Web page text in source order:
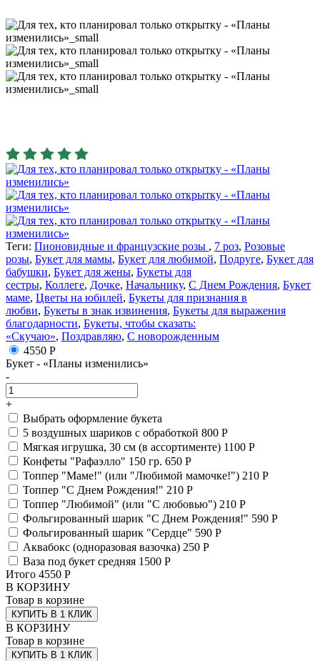
Теги: Пионовидные и французские розы , 7 роз, Розовые
розы, Букет для мамы, Букет для любимой, Подруге, Букет для
бабушки, Букет для жены, Букеты для
сестры, Коллеге, Дочке, Начальнику, С Днем Рождения, Букет
маме, Цветы на юбилей, Букеты для признания в
любви, Букеты в знак извинения, Букеты для выражения
благодарности, Букеты, чтобы сказать:
«Скучаю», Поздравляю, С новорожденным
4550 Р
Букет - «Планы изменились»
-
+
Выбрать оформление букета
5 воздушных шариков с обработкой 800 Р
Мягкая игрушка, 30 см (в ассортименте) 1100 Р
Конфеты "Рафаэлло" 150 гр. 650 Р
Топпер "Маме!" (или "Любимой мамочке!") 210 Р
Топпер "С Днем Рождения!" 210 Р
Топпер "Любимой" (или "С любовью") 210 Р
Фольгированный шарик "С Днем Рождения!" 590 Р
Фольгированный шарик "Сердце" 590 Р
Аквабокс (одноразовая вазочка) 250 Р
Ваза под букет средняя 1500 Р
Итого 4550 Р
В КОРЗИНУ
Товар в корзине
КУПИТЬ В 1 КЛИК
В КОРЗИНУ
Товар в корзине
КУПИТЬ В 1 КЛИК